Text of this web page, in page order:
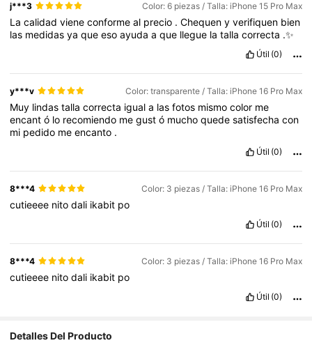
j***3 Color: 6 piezas / Talla: iPhone 15 Pro Max
Lacalidadvieneconformeal precio .Chequenyverifiquen bien
las medidasyaqueesoayudaaque llegue latallacorrecta .✨
Útil (0)
y***v Color: transparente / Talla: iPhone 16 Pro Max
Muy lindastallacorrecta iguala lasfotos mismocolor me
encantó lo recomiendo megustó muchoquedesatisfechacon
mi pedido meencanto .
Útil (0)
8***4 Color: 3 piezas / Talla: iPhone 16 Pro Max
cutieeee nitodali ikabit po
Útil (0)
8***4 Color: 3 piezas / Talla: iPhone 16 Pro Max
cutieeee nitodali ikabit po
Útil (0)
Detalles Del Producto
4,82 2.1K Seguidores